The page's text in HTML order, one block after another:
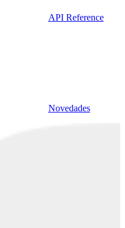
API Reference
Novedades